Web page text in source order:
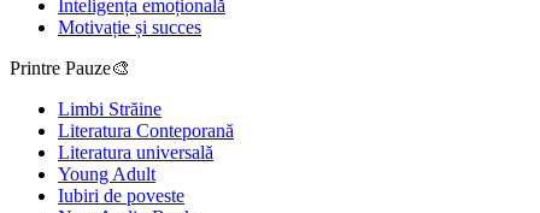
Inteligența emoțională
Motivație și succes
Printre Pauze🎨
Limbi Străine
Literatura Conteporană
Literatura universală
Young Adult
Iubiri de poveste